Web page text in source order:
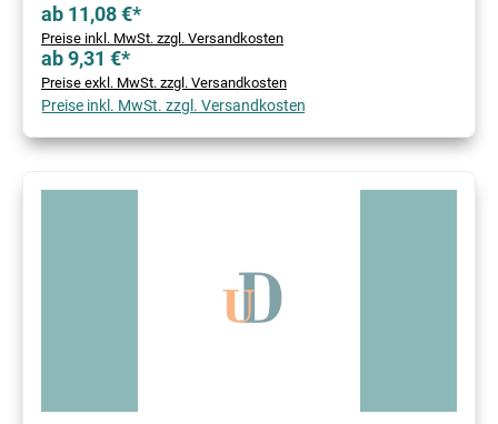
ab 11,08 €*
Preise inkl. MwSt. zzgl. Versandkosten
ab 9,31 €*
Preise exkl. MwSt. zzgl. Versandkosten
Preise inkl. MwSt. zzgl. Versandkosten